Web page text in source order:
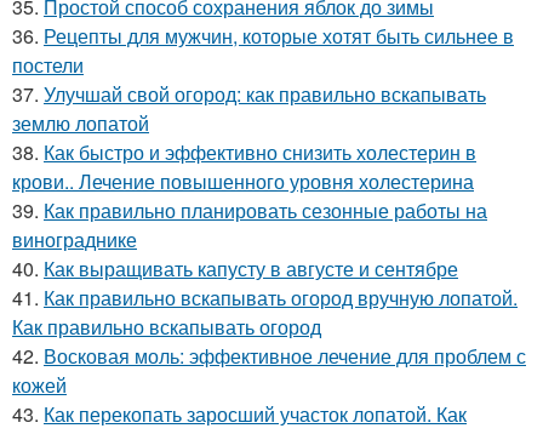
35. Простой способ сохранения яблок до зимы
36. Рецепты для мужчин, которые хотят быть сильнее в
постели
37. Улучшай свой огород: как правильно вскапывать
землю лопатой
38. Как быстро и эффективно снизить холестерин в
крови.. Лечение повышенного уровня холестерина
39. Как правильно планировать сезонные работы на
винограднике
40. Как выращивать капусту в августе и сентябре
41. Как правильно вскапывать огород вручную лопатой.
Как правильно вскапывать огород
42. Восковая моль: эффективное лечение для проблем с
кожей
43. Как перекопать заросший участок лопатой. Как